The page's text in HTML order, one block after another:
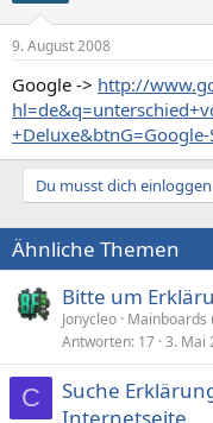
9. August 2008
Google -> http://
Du musst dich
Ähnliche Themen
Bitte um
Jonycleo Mainboards
Antworten 17 3. Mai
C
Suche